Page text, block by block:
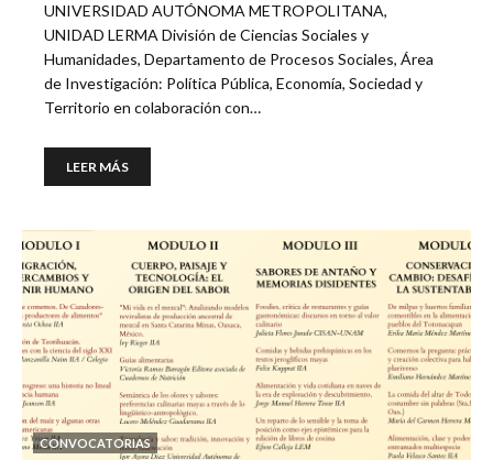
UNIVERSIDAD AUTÓNOMA METROPOLITANA,
UNIDAD LERMA División de Ciencias Sociales y
Humanidades, Departamento de Procesos Sociales, Área
de Investigación: Política Pública, Economía, Sociedad y
Territorio en colaboración con…
LEER MÁS
CONVOCATORIAS